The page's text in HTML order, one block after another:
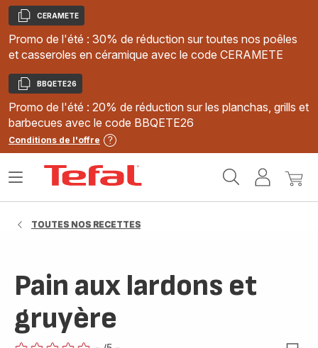
Copier
CERAMETE
Promo de l'été : 30% de réduction sur toutes nos poêles
et casseroles en céramique avec le code CERAMETE
Copier
BBQETE26
Promo de l'été : 20% de réduction sur les planchas, grills et
barbecues avec le code BBQETE26
Conditions de l'offre
MonMon
Ouvrir
TOUTES NOS RECETTES
Pain aux lardons et
gruyère